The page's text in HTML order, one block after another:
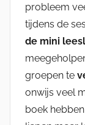
probleem
tijdens de
de mini
groepen te
onwijs veel
boek